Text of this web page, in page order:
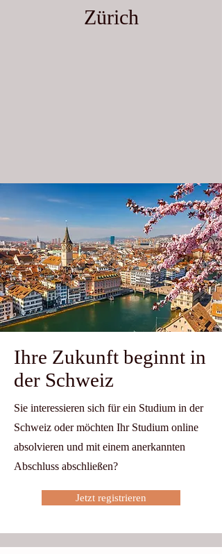
Zürich
Ihre Zukunft beginnt in
der Schweiz
Sie interessieren sich für ein Studium in der
Schweiz oder möchten Ihr Studium online
absolvieren und mit einem anerkannten
Abschluss abschließen?
Jetzt registrieren